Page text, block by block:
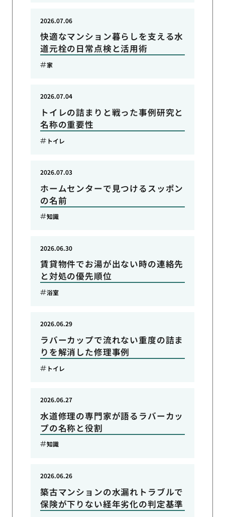
快適なマンション暮らしを支える水
道元栓の日常点検と活用術
2026.07.06
家
トイレの詰まりと戦った事例研究と
名称の重要性
2026.07.04
トイレ
ホームセンターで見つけるスッポン
の名前
2026.07.03
知識
賃貸物件でお湯が出ない時の連絡先
と対処の優先順位
2026.06.30
浴室
ラバーカップで流れない重度の詰ま
りを解消した修理事例
2026.06.29
トイレ
水道修理の専門家が語るラバーカッ
プの名称と役割
2026.06.27
知識
築古マンションの水漏れトラブルで
保険が下りない経年劣化の判定基準
2026.06.26